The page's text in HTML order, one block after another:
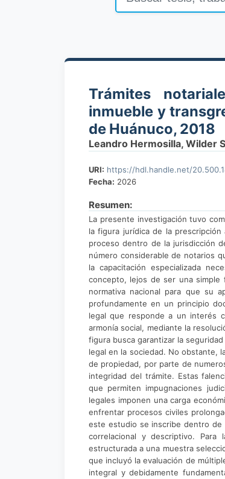
Trámites
inmueble y
de Huánuco, 2018
Leandro Hermosilla, Wilder
URI: https://hdl.handle.net/
Fecha: 2026
Resumen:
La presente investigación tuvo
la figura jurídica de la
proceso dentro de la jurisdicción
número considerable de notarios
la capacitación especializada
concepto, lejos de ser una simple
normativa nacional para que su
profundamente en un principio
legal que responde a un interés
armonía social, mediante la
figura busca garantizar la
legal en la sociedad. No obstante,
de propiedad, por parte de
integridad del trámite. Estas
que permiten impugnaciones
legales imponen una carga
enfrentar procesos civiles
este estudio se inscribe dentro de
correlacional y descriptivo.
estructurada a una muestra
que incluyó la evaluación de
integral y debidamente